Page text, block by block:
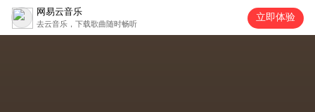
网易云音乐
去云音乐，下载歌曲随时畅听
立即体验